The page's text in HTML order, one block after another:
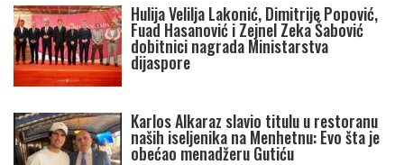
Hulija Velilja Lakonić, Dimitrije Popović,
Fuad Hasanović i Zejnel Zeka Šabović
dobitnici nagrada Ministarstva
dijaspore
Karlos Alkaraz slavio titulu u restoranu
naših iseljenika na Menhetnu: Evo šta je
obećao menadžeru Gutiću